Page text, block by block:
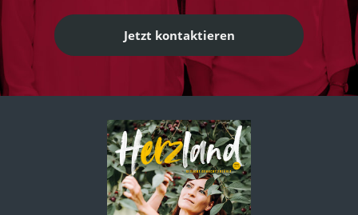
Jetzt kontaktieren